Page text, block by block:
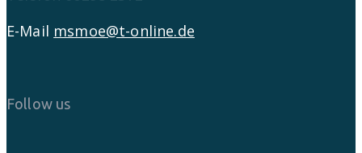
E-Mail msmoe@t-online.de
Follow us